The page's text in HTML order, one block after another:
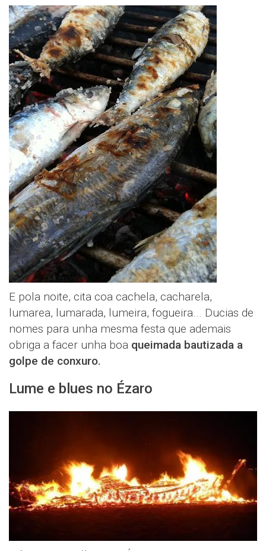
E pola noite, cita coa cachela, cacharela,
lumarea, lumarada, lumeira, fogueira... Ducias de
nomes para unha mesma festa que ademais
obriga a facer unha boa queimada bautizada a
golpe de conxuro.
Lume e blues no Ézaro